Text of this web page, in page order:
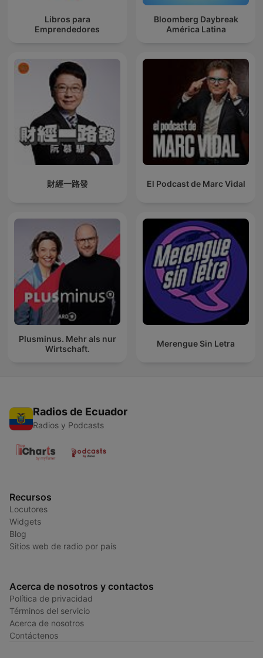
Libros para
Emprendedores
Bloomberg Daybreak
América Latina
財經一路發 El Podcast de Marc Vidal
Plusminus. Mehr als nur
Wirtschaft.
Merengue Sin Letra
Radios de Ecuador
Radios y Podcasts
Recursos
Locutores
Widgets
Blog
Sitios web de radio por país
Acerca de nosotros y contactos
Política de privacidad
Términos del servicio
Acerca de nosotros
Contáctenos